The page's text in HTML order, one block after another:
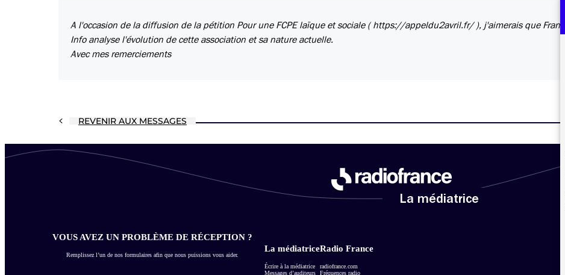
A l'occasion de la diffusion de la pétition Pour une FCPE laïque et sociale ( https://appeldu2avril.fr/ ), j'aimerais que France
Info analyse l'évolution de cette association et sa nature actuelle.
Avec mes remerciements
REVENIR AUX MESSAGES
La médiatrice
VOUS AVEZ UN PROBLÈME DE RÉCEPTION ?
Remplissez l’un de nos formulaires afin que nous puissions vous aider.
La médiatrice
Écrire à la médiatrice
Messages d’auditeurs
Radio France
radiofrance.com
Fréquences radio